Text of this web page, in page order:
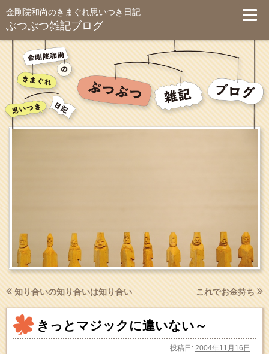
金剛院和尚のきまぐれ思いつき日記
ぶつぶつ雑記ブログ
知り合いの知り合いは知り合い これでお金持ち
きっとマジックに違いない～
投稿日: 2004年11月16日